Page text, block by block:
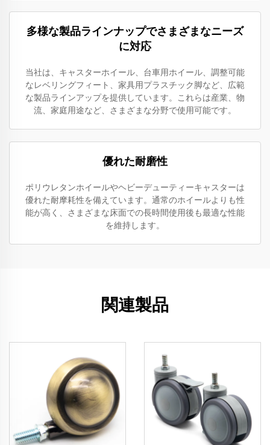
多様な製品ラインナップでさまざまなニーズ
に対応
当社は、キャスターホイール、台車用ホイール、調整可能
なレベリングフィート、家具用プラスチック脚など、広範
な製品ラインアップを提供しています。これらは産業、物
流、家庭用途など、さまざまな分野で使用可能です。
優れた耐磨性
ポリウレタンホイールやヘビーデューティーキャスターは
優れた耐摩耗性を備えています。通常のホイールよりも性
能が高く、さまざまな床面での長時間使用後も最適な性能
を維持します。
関連製品